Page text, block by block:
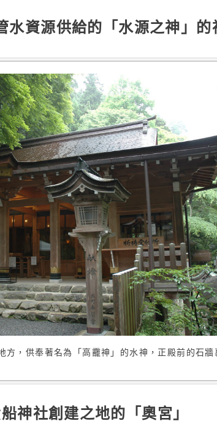
水資源供給的「水源之神」的
方，供奉著名為「高龗神」的水神，正殿前的石牆
神社創建之地的「奧宮」